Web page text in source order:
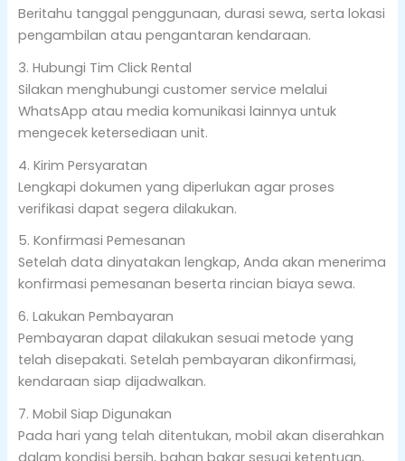
Beritahu tanggal penggunaan, durasi sewa, serta lokasi
pengambilan atau pengantaran kendaraan.
3. Hubungi Tim Click Rental
Silakan menghubungi customer service melalui
WhatsApp atau media komunikasi lainnya untuk
mengecek ketersediaan unit.
4. Kirim Persyaratan
Lengkapi dokumen yang diperlukan agar proses
verifikasi dapat segera dilakukan.
5. Konfirmasi Pemesanan
Setelah data dinyatakan lengkap, Anda akan menerima
konfirmasi pemesanan beserta rincian biaya sewa.
6. Lakukan Pembayaran
Pembayaran dapat dilakukan sesuai metode yang
telah disepakati. Setelah pembayaran dikonfirmasi,
kendaraan siap dijadwalkan.
7. Mobil Siap Digunakan
Pada hari yang telah ditentukan, mobil akan diserahkan
dalam kondisi bersih, bahan bakar sesuai ketentuan,